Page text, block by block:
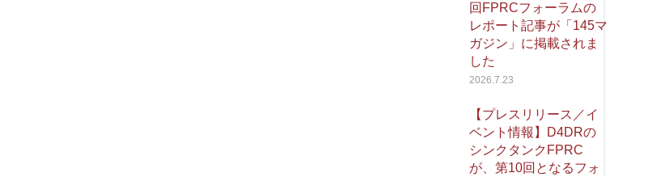
回FPRCフォーラムの
レポート記事が「145マ
ガジン」に掲載されま
した
2026.7.23
【プレスリリース／イ
ベント情報】D4DRの
シンクタンクFPRC
が、第10回となるフォ